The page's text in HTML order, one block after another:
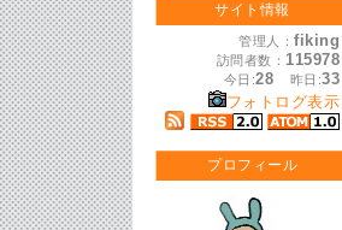
サイト情報
管理人： fiking
訪問者数： 115978
今日:28 昨日:33
フォトログ表示
プロフィール